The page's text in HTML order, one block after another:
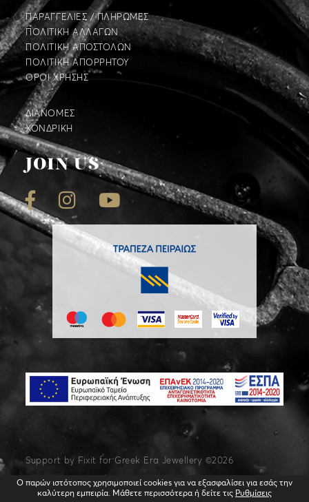
ΠΑΡΑΓΓΕΛΙΕΣ / ΠΛΗΡΩΜΕΣ
ΠΟΛΙΤΙΚΗ ΑΛΛΑΓΩΝ
ΠΟΛΙΤΙΚΗ ΑΠΟΣΤΟΛΩΝ
ΠΟΛΙΤΙΚΗ ΑΠΟΡΡΗΤΟΥ
ΟΡΟΙ ΧΡΗΣΗΣ
ΔΙΑΝΟΜΕΣ
ΧΟΝΔΡΙΚΗ
JOIN US
Support by Fixit for Greek Era Jewellery ©2026
Ο παρών ιστότοπος χρησιμοποιεί cookies για να εξασφαλίσει για εσάς την
καλύτερη εμπειρία. Μάθετε περισσότερα ή δείτε τις Ρυθμίσεις